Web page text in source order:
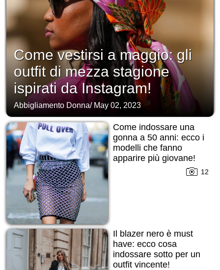
Come vestirsi a maggio: gli
outfit di mezza stagione
ispirati da Instagram!
Abbigliamento Donna/ May 02, 2023
Come indossare una
gonna a 50 anni: ecco i
modelli che fanno
apparire più giovane!
12
Il blazer nero è must
have: ecco cosa
indossare sotto per un
outfit vincente!